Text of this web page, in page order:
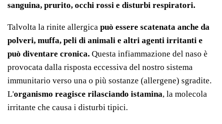
sanguina, prurito, occhi rossi e disturbi respiratori.
Talvolta la rinite allergica può essere scatenata anche da
polveri, muffa, peli di animali e altri agenti irritanti e
può diventare cronica. Questa infiammazione del naso è
provocata dalla risposta eccessiva del nostro sistema
immunitario verso una o più sostanze (allergene) sgradite.
L'organismo reagisce rilasciando istamina, la molecola
irritante che causa i disturbi tipici.